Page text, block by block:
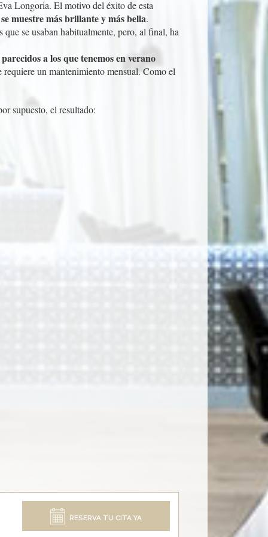
Longoria. El motivo del éxito de esta
muestre más brillante y más bella.
se usaban habitualmente, pero, al final, ha
a los que tenemos en verano
un mantenimiento mensual. Como el
supuesto, el resultado:
RESERVA TU CITA YA